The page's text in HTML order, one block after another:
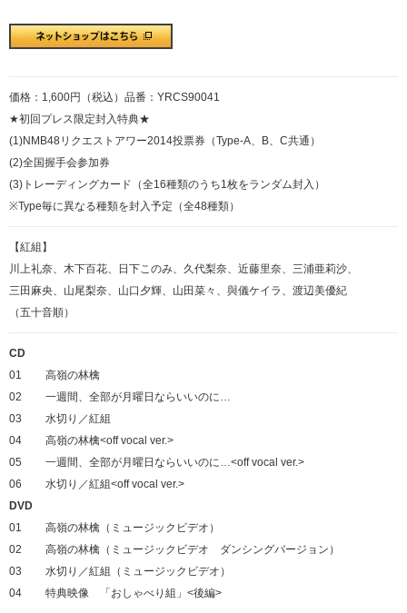
価格：1,600円（税込）品番：YRCS90041
★初回プレス限定封入特典★
(1)NMB48リクエストアワー2014投票券（Type-A、B、C共通）
(2)全国握手会参加券
(3)トレーディングカード（全16種類のうち1枚をランダム封入）
※Type毎に異なる種類を封入予定（全48種類）
【紅組】
川上礼奈、木下百花、日下このみ、久代梨奈、近藤里奈、三浦亜莉沙、
三田麻央、山尾梨奈、山口夕輝、山田菜々、與儀ケイラ、渡辺美優紀
（五十音順）
CD
01
高嶺の林檎
02
一週間、全部が月曜日ならいいのに…
03
水切り／紅組
04
高嶺の林檎<off vocal ver.>
05
一週間、全部が月曜日ならいいのに…<off vocal ver.>
06
水切り／紅組<off vocal ver.>
DVD
01
高嶺の林檎（ミュージックビデオ）
02
高嶺の林檎（ミュージックビデオ ダンシングバージョン）
03
水切り／紅組（ミュージックビデオ）
04
特典映像 「おしゃべり組」<後編>